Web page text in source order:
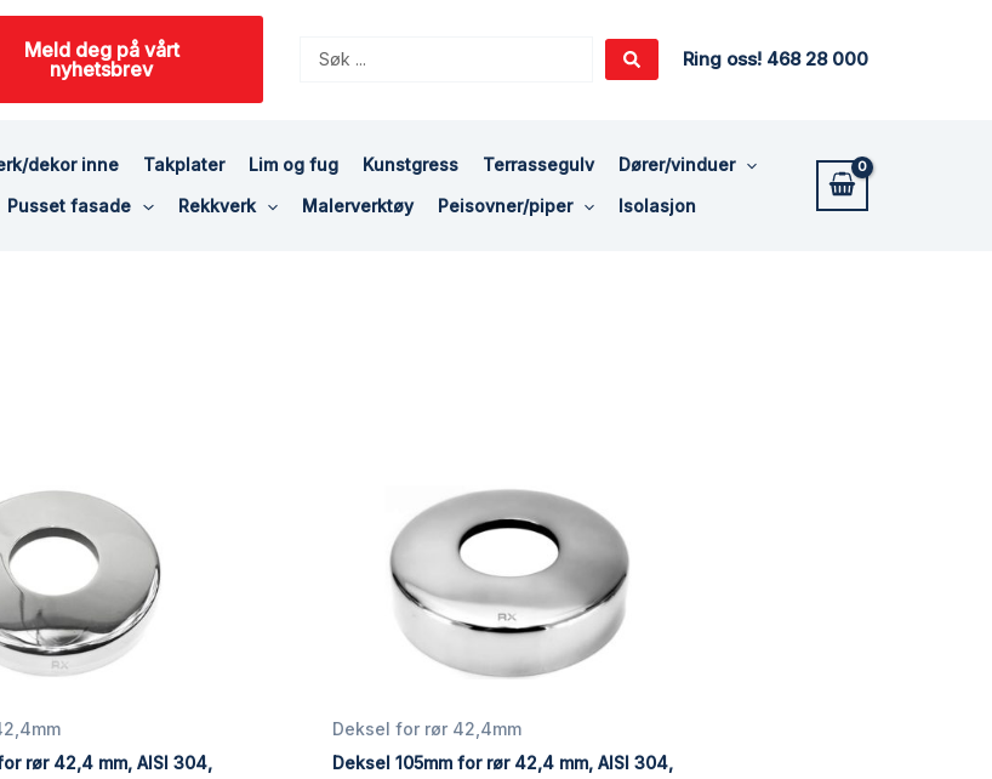
Meld deg på vårt
nyhetsbrev
Search
Ring oss! 468 28 000
dekor inne Takplater Lim og fug Kunstgress Terrassegulv
Dører/vinduer
Pusset fasade Rekkverk Malerverktøy Peisovner/piper Isolasjon
rør 42,4 mm, AISI 304,
Deksel for rør 42,4mm
Deksel 105mm for rør 42,4 mm, AISI 304,